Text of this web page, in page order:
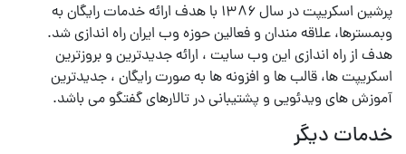
پرشین اسکریپت در سال ۱۳۸۶ با هدف ارائه خدمات رایگان به
وبمسترها، علاقه مندان و فعالین حوزه وب ایران راه اندازی شد.
هدف از راه اندازی این وب سایت ، ارائه جدیدترین و بروزترین
اسکریپت ها، قالب ها و افزونه ها به صورت رایگان ، جدیدترین
آموزش های ویدئویی و پشتیبانی در تالارهای گفتگو می باشد.
خدمات دیگر